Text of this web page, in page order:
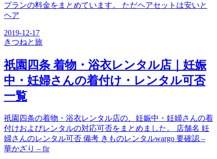
プランの料金をまとめています。 ただヘアセットは安いと
ヘア
2019-12-17
きつねと旅
祇園四条 着物・浴衣レンタル店｜妊娠
中・妊婦さんの着付け・レンタル可否
一覧
祇園四条の着物・浴衣レンタル店の、妊娠中・妊婦さんの着
付けおよびレンタルの対応可否をまとめました。 店舗名 妊
婦さんのレンタル可否 備考 きものレンタルwargo 要確認 –
華かざり – fir